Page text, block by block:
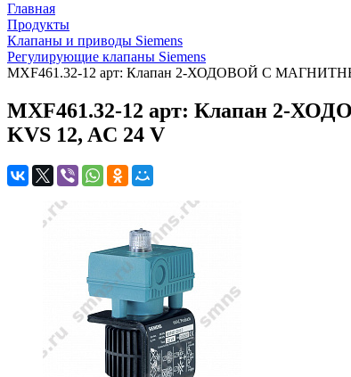
Главная
Продукты
Клапаны и приводы Siemens
Регулирующие клапаны Siemens
MXF461.32-12 арт: Клапан 2-ХОДОВОЙ С
MXF461.32-12 арт: Клапан
KVS 12, AC 24 V